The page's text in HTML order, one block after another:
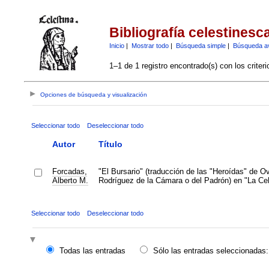
Bibliografía
Inicio| Mostrar todo| Búsqueda simple| Búsqueda
1–1 de 1 registro encontrado(s) con los
Opciones de búsqueda y visualización
Seleccionar todo Deseleccionar todo
Autor Título
Forcadas,
Alberto M.
"El Bursario" (traducción de las "Heroídas" de
Rodríguez de la Cámara o del Padrón) en "La
Seleccionar todo Deseleccionar todo
Todas las entradas
Sólo las entradas seleccionadas: